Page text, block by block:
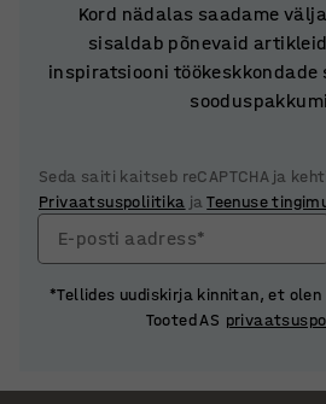
Kord nädalas saadame
sisaldab põnevaid
inspiratsiooni
Seda saiti kaitseb reCAPTCHA ja
Privaatsuspoliitika jaTeenuse
E-posti aadress*
*Tellides uudiskirja kinnitan, et olen
Tooted AS